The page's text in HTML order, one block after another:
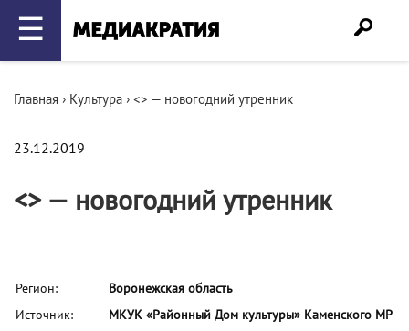
☰
Главная › Культура › <> — новогодний утренник
23.12.2019
<> — новогодний утренник
Регион:
Воронежская область
Источник:
МКУК «Районный Дом культуры» Каменского МР